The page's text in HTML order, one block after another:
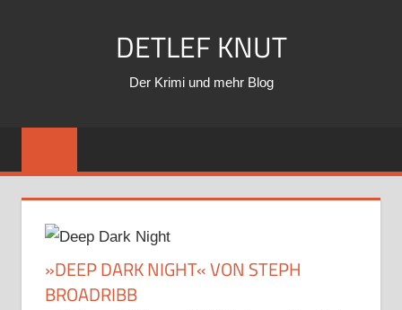
DETLEF KNUT
Der Krimi und mehr Blog
»DEEP DARK NIGHT« VON STEPH
BROADRIBB